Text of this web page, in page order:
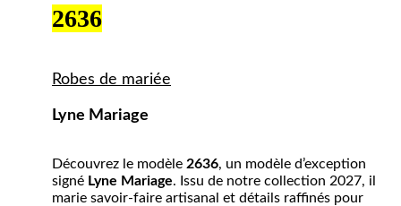
2636
Robes de mariée
Lyne Mariage
Découvrez le modèle 2636, un modèle d’exception
signé Lyne Mariage. Issu de notre collection 2027, il
marie savoir-faire artisanal et détails raffinés pour